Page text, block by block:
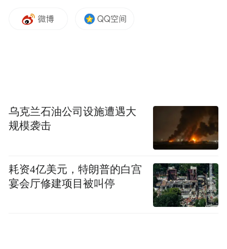
乌克兰石油公司设施遭遇大
规模袭击
耗资4亿美元，特朗普的白宫
宴会厅修建项目被叫停